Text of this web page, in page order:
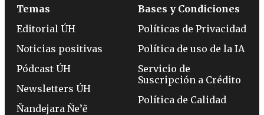
Temas
Editorial ÚH
Noticias positivas
Pódcast ÚH
Newsletters ÚH
Ñandejara Ñe’ẽ
Bases y Condiciones
Políticas de Privacidad
Política de uso de la IA
Servicio de
Suscripción a Crédito
Política de Calidad